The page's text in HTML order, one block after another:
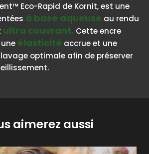
Eco-Rapid de Kornit, est une
à base aqueuse au rendu
ultra couvrant. Cette encre
élasticité accrue et une
optimale afin de préserver
aimerez aussi